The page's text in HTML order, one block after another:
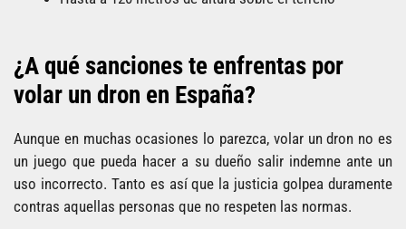
¿A qué sanciones te enfrentas por
volar un dron en España?
Aunque en muchas ocasiones lo parezca, volar un dron no es
un juego que pueda hacer a su dueño salir indemne ante un
uso incorrecto. Tanto es así que la justicia golpea duramente
contras aquellas personas que no respeten las normas.